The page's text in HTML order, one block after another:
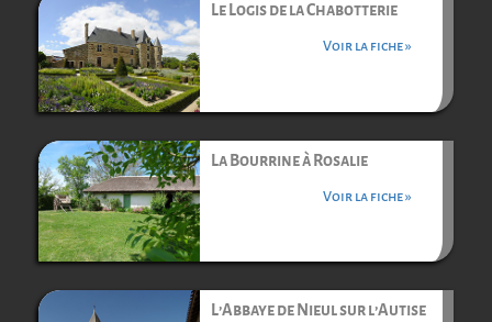
Le Logis de la Chabotterie
Voir la fiche »
La Bourrine à Rosalie
Voir la fiche »
L’Abbaye de Nieul sur l’Autise